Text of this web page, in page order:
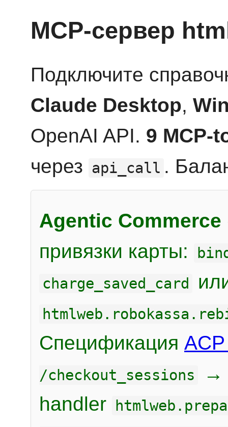
MCP-сервер
Подключите
Claude Desktop,
OpenAI API. 9 MCP-
через api_call .
Agentic Commerce
привязки карты:
charge_saved_card
Спецификация
/checkout_sessions
handler